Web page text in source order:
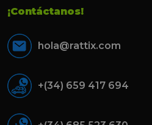
¡Contáctanos!
hola@rattix.com
+(34) 659 417 694